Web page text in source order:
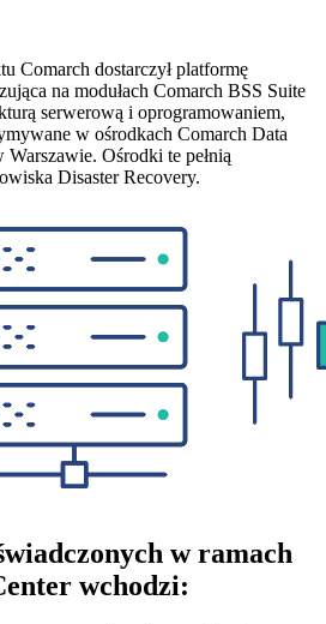
Comarch dostarczył platformę
na modułach Comarch BSS Suite
serwerową i oprogramowaniem,
w ośrodkach Comarch Data
Ośrodki te pełnią
Disaster Recovery.
w ramach
wchodzi: